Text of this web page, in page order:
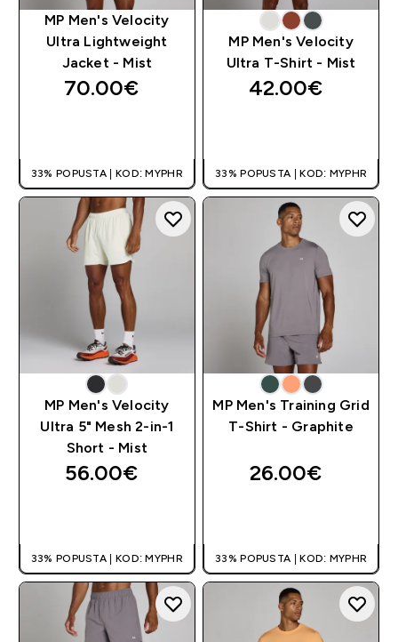
MP Men's Velocity
Ultra Lightweight
Jacket - Mist
70.00€‎
33% POPUSTA | KOD: MYPHR
MP Men's Velocity
Ultra T-Shirt - Mist
42.00€‎
33% POPUSTA | KOD: MYPHR
MP Men's Velocity
Ultra 5" Mesh 2-in-1
Short - Mist
56.00€‎
33% POPUSTA | KOD: MYPHR
MP Men's Training Grid
T-Shirt - Graphite
26.00€‎
33% POPUSTA | KOD: MYPHR